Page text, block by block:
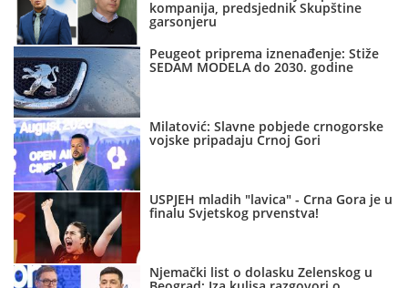
kompanija, predsjednik Skupštine
garsonjeru
Peugeot priprema iznenađenje: Stiže
SEDAM MODELA do 2030. godine
Milatović: Slavne pobjede crnogorske
vojske pripadaju Crnoj Gori
USPJEH mladih "lavica" - Crna Gora je u
finalu Svjetskog prvenstva!
Njemački list o dolasku Zelenskog u